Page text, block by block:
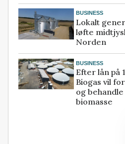
BUSINESS
Lokalt
løfte
Norden
BUSINESS
Efter lån på
Biogas vil
og
biomasse